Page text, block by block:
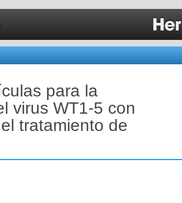
para la
virus WT1-5 con
tratamiento de